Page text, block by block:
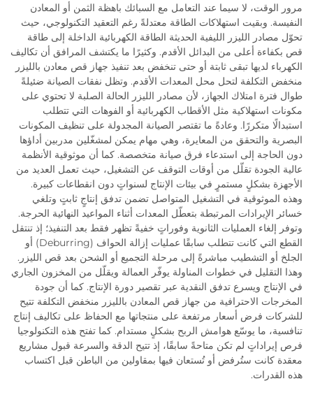
مرور الوقت، لا سيما عند التعامل مع السبائك باهظة الثمن أو المعادن
النفيسة. وبقيت استهلاكات الطاقة معتدلةً رغم التعقيد التكنولوجي، حيث
تحوّل مصادر الليزر الليفية الحديثة الطاقة الكهربائية الداخلة إلى طاقة
قص بكفاءة أعلى من البدائل الأقدم. وكثيرًا ما يكتشف المرافق أن تكاليف
الكهرباء لديها تبقى ثابتة أو حتى تنخفض بعد تنفيذ جهاز قص معادن بالليزر
منخفض التكلفة لتحل محل المعدات الأقدم. وتظل نفقات الصيانة ضئيلةً
طوال فترة امتلاك الجهاز، لأن مصادر الليزر الحالة الصلبة لا تحتوي على
مكونات استهلاكية مثل الأقطاب الكهربائية أو الفوهات التي تتطلب
استبدالًا متكررًا. وعادةً ما تقتصر الصيانة المجدولة على تنظيف المكونات
البصرية والتحقق من المعايرة، وهي مهام يمكن لمشغّلين مدربين أداؤها
دون الحاجة إلى استدعاء فرق صيانة متخصصة. كما أن موثوقية الأنظمة
عالية الجودة تقلّل من أوقات التوقف عن التشغيل، حيث تعمل العديد من
الأجهزة بشكلٍ مستمرٍ في بيئات الإنتاج لسنواتٍ دون انقطاعات كبيرة.
وهذه الموثوقية في التشغيل المتواصل تضمن تدفق إنتاجٍ ثابتٍ وتلغي
خسائر الإيرادات المرتبطة بتعطّل المعدات أثناء المواعيد النهائية الحرجة.
وتوفر إلغاء العمليات الثانوية وفوراتٍ خفيةً تظهر فقط بعد التنفيذ؛ إذ تنتقل
القطع التي كانت تتطلب سابقًا عمليات إزالة الحواف (Deburring) أو
الجلخ أو التشطيب مباشرةً إلى مرحلة التجميع أو الشحن بعد قص الليزر.
وهذا التقليل في خطوات المناولة يوفّر العمالة ويقلّل من المخزون الجاري
في الإنتاج ويسرع تدفق النقدية عبر تقصير دورة الإنتاج. كما أن جودة
المخرجات الاحترافية من جهاز قص المعادن بالليزر منخفض التكلفة تتيح
للشركات فرض أسعار مرتفعة على منتجاتها مع الحفاظ على تكاليف إنتاج
تنافسية، ما يوسّع هوامش الربح بشكلٍ مستدام. كما تفتح هذه التكنولوجيا
فرص إيراداتٍ لم تكن متاحةً سابقًا، إذ تتيح الدقة والسرعة قبول مشاريع
معقدة كانت ستُرفض أو تُستعان فيها بمقاولين من الباطن قبل اكتساب
هذه القدرات.